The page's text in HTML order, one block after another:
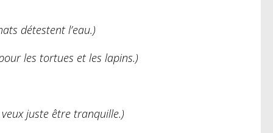
détestent l’eau.)
les tortues et les lapins.)
juste être tranquille.)